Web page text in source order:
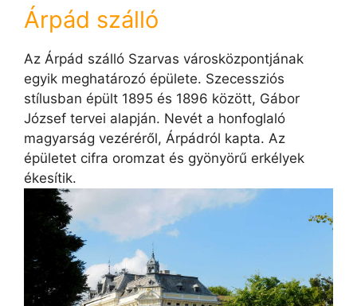
Árpád szálló
Az Árpád szálló Szarvas városközpontjának
egyik meghatározó épülete. Szecessziós
stílusban épült 1895 és 1896 között, Gábor
József tervei alapján. Nevét a honfoglaló
magyarság vezéréről, Árpádról kapta. Az
épületet cifra oromzat és gyönyörű erkélyek
ékesítik.